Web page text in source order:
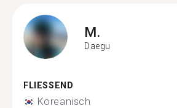
M.
Daegu
FLIESSEND
Koreanisch